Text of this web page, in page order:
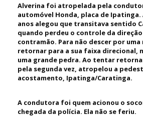
Alverina foi atropelada pela
automóvel Honda, placa de Ipatinga.
anos alegou que transitava sentido
quando perdeu o controle da direção
contramão. Para não descer por
retornar para a sua faixa direcional,
uma grande pedra. Ao tentar
pela segunda vez, atropelou a
acostamento, Ipatinga/Caratinga.
A condutora foi quem acionou o
chegada da polícia. Ela não se feriu.